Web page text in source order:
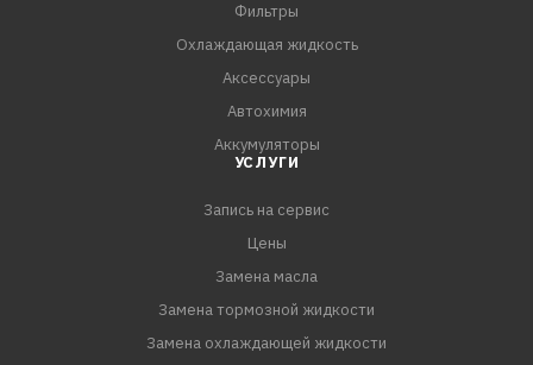
Фильтры
Охлаждающая жидкость
Аксессуары
Автохимия
Аккумуляторы
УСЛУГИ
Запись на сервис
Цены
Замена масла
Замена тормозной жидкости
Замена охлаждающей жидкости